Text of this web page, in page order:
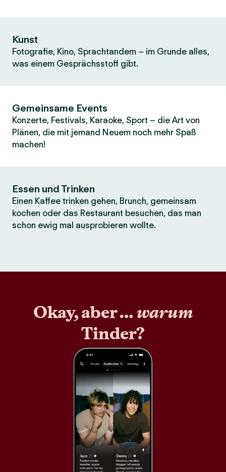
Kunst
Fotografie, Kino, Sprachtandem – im Grunde alles,
was einem Gesprächsstoff gibt.
Gemeinsame Events
Konzerte, Festivals, Karaoke, Sport – die Art von
Plänen, die mit jemand Neuem noch mehr Spaß
machen!
Essen und Trinken
Einen Kaffee trinken gehen, Brunch, gemeinsam
kochen oder das Restaurant besuchen, das man
schon ewig mal ausprobieren wollte.
Okay, aber …warum
Tinder?